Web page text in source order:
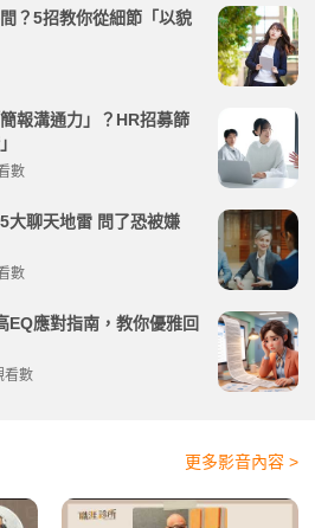
？5招教你從細節「以貌
報溝通力」？HR招募篩
數
大聊天地雷 問了恐被嫌
數
EQ應對指南，教你優雅回
看數
更多影音內容 >